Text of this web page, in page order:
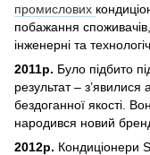
промислових
побажання
інженерні та
2011р. Було підбито
результат –
бездоганної якості.
народився новий
2012р. Кондиціонери